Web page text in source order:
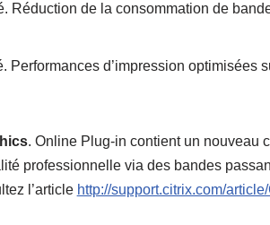
. Réduction de la consommation de
. Performances d’impression optimisées
. Online Plug-in contient un nouveau
professionnelle via des bandes
l’article http://support.citrix.com/